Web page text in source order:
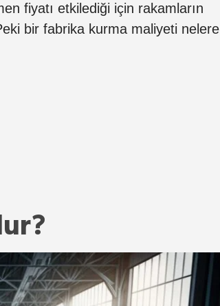
fiyatı etkilediği için rakamların
bir fabrika kurma maliyeti nelere